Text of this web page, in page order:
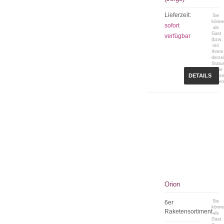
Lieferzeit:
sofort
verfügbar
Sie
als
Gast
(bzw.
mit
Ihrem
keine
DETAILS
Orion
6er
Raketensortiment
Sie
als
Gast